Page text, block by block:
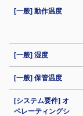
[一般] 動作温度
[一般] 湿度
[一般] 保管温度
[システム要件] オ
ペレーティングシ